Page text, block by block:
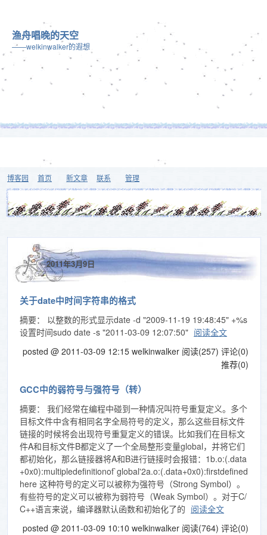
渔舟唱晚的天空
——welkinwalker的遐想
博客园 首页 新文章 联系 管理
2011年3月9日
关于date中时间字符串的格式
摘要： 以整数的形式显示date -d "2009-11-19 19:48:45" +%s
设置时间sudo date -s "2011-03-09 12:07:50" 阅读全文
posted @ 2011-03-09 12:15 welkinwalker 阅读(257) 评论(0)
推荐(0)
GCC中的弱符号与强符号（转）
摘要： 我们经常在编程中碰到一种情况叫符号重复定义。多个
目标文件中含有相同名字全局符号的定义，那么这些目标文件
链接的时候将会出现符号重复定义的错误。比如我们在目标文
件A和目标文件B都定义了一个全局整形变量global，并将它们
都初始化，那么链接器将A和B进行链接时会报错：1b.o:(.data
+0x0):multipledefinitionof`global'2a.o:(.data+0x0):firstdefined
here 这种符号的定义可以被称为强符号（Strong Symbol）。
有些符号的定义可以被称为弱符号（Weak Symbol）。对于C/
C++语言来说，编译器默认函数和初始化了的 阅读全文
posted @ 2011-03-09 10:10 welkinwalker 阅读(764) 评论(0)